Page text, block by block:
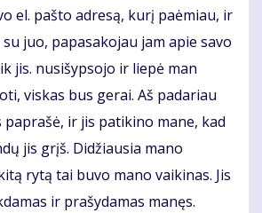
el. pašto adresą, kurį paėmiau, ir
juo, papasakojau jam apie savo
jis. nusišypsojo ir liepė man
viskas bus gerai. Aš padariau
paprašė, ir jis patikino mane, kad
jis grįš. Didžiausia mano
rytą tai buvo mano vaikinas. Jis
ir prašydamas manęs.